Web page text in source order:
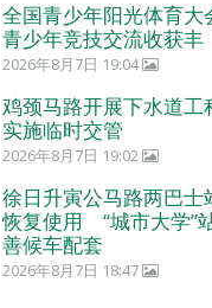
全国青少年阳光体育大
青少年竞技交流收获丰
2026年8月7日 19:04
鸡颈马路开展下水道
实施临时交管
2026年8月7日 19:02
徐日升寅公马路两巴士
恢复使用 “城市大学”
善候车配套
2026年8月7日 18:47